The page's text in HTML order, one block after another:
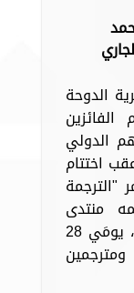
الدوحة
تكريم الفائزين
الدولي
اختتام
"الترجمة
منتدى
العلاقات العربية والدولية بالدوحة، يومَي 28
ومترجمين